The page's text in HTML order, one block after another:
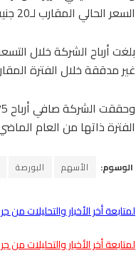
السعر الحالي المقارب لـ20 جنيه.
غير مدققة خلال الفترة
الفترة ذاتها من العام الماضي 2015، بنسبة ارتفاع في الأرباح بلغت
الوسوم: الأسهم البورصة
لمتابعة أخر الأخبار والتحليلات
لمتابعة أخر الأخبار والتحليلات من